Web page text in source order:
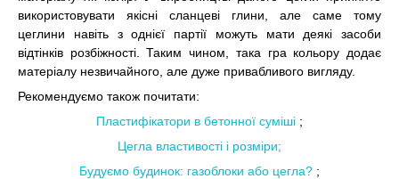
використовувати якісні сланцеві глини, але саме тому
цеглини навіть з однієї партії можуть мати деякі засоби
відтінків розбіжності. Таким чином, така гра кольору додає
матеріалу незвичайного, але дуже привабливого вигляду.
Рекомендуємо також почитати:
Пластифікатори в бетонної суміші ;
Цегла властивості і розміри;
Будуємо будинок: газоблоки або цегла? ;